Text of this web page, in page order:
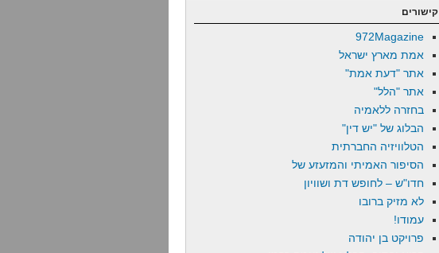
קישורים
972Magazine
אמת מארץ ישראל
אתר "דעת אמת"
אתר "הלל"
בחזרה ללאמיה
הבלוג של "יש דין"
הטלוויזיה החברתית
הסיפור האמיתי והמזעזע של
חדו"ש – לחופש דת ושוויון
לא מזיק ברובו
עמודו!
פרויקט בן יהודה